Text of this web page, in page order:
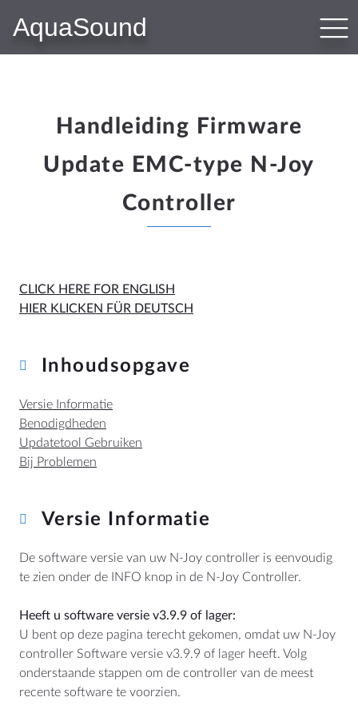
AquaSound
Handleiding Firmware
Update EMC-type N-Joy
Controller
CLICK HERE FOR ENGLISH
HIER KLICKEN FÜR DEUTSCH
Inhoudsopgave
Versie Informatie
Benodigdheden
Updatetool Gebruiken
Bij Problemen
Versie Informatie
De software versie van uw N-Joy controller is eenvoudig
te zien onder de INFO knop in de N-Joy Controller.
Heeft u software versie v3.9.9 of lager:
U bent op deze pagina terecht gekomen, omdat uw N-Joy
controller Software versie v3.9.9 of lager heeft. Volg
onderstaande stappen om de controller van de meest
recente software te voorzien.
HULP
Contact
Handleidingen
Prijslijsten en Brochures
Algemene Voorwaarden
Cookiebeleid
WEBSHOP
Winkelwagen
MEER
Dealer Locator
PRODUCTEN
Bluetooth Audiosystemen
Subwoofer-Kit
Badkamer Speakers